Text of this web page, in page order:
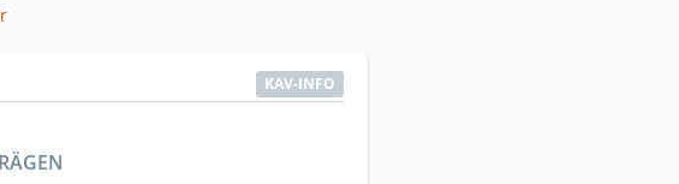
KAV-INFO